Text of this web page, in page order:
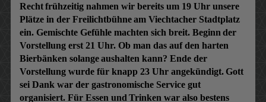
Rechtfrühzeitig nahmen wir bereits um 19 Uhr unsere
Plätze in der Freilichtbühneam Viechtacher Stadtplatz
ein. Gemischte Gefühle machten sich breit. Beginn der
Vorstellung erst 21 Uhr. Ob man das auf den harten
Bierbänken solangeaushalten kann? Ende der
Vorstellung wurde für knapp 23 Uhr angekündigt. Gott
sei Dank war der gastronomische Service gut
organisiert. Für Essen und Trinken war also bestens